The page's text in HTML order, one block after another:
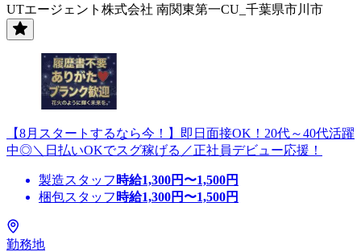
UTエージェント株式会社 南関東第一CU_千葉県市川市
【8月スタートするなら今！】即日面接OK！20代～40代活躍
中◎＼日払いOKでスグ稼げる／正社員デビュー応援！
製造スタッフ 時給1,300円〜1,500円
梱包スタッフ 時給1,300円〜1,500円
勤務地